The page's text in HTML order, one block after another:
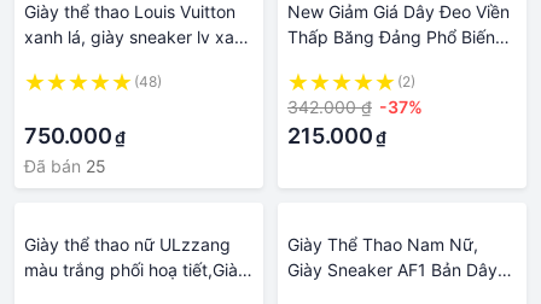
Giày thể thao Louis Vuitton
xanh lá, giày sneaker lv xanh
phụ kiện túi xách full size
(48)
750.000₫
Đã bán 25
New Giảm Giá Dây Đeo Viền
Thấp Băng Đảng Phổ Biến
thao ngoài trời Giày Cho
Nam Giới
(2)
342.000 ₫ -37%
215.000₫
Giày thể thao nữ ULzzang
màu trắng phối hoạ tiết,Giày
Giày Thể Thao Nam Nữ,
Giày Sneaker AF1 Bản Dây